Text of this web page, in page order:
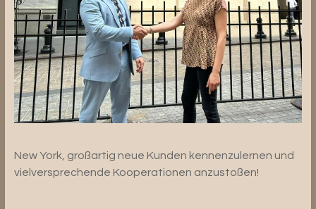
New York, großartig neue Kunden kennenzulernen und
vielversprechende Kooperationen anzustoßen!